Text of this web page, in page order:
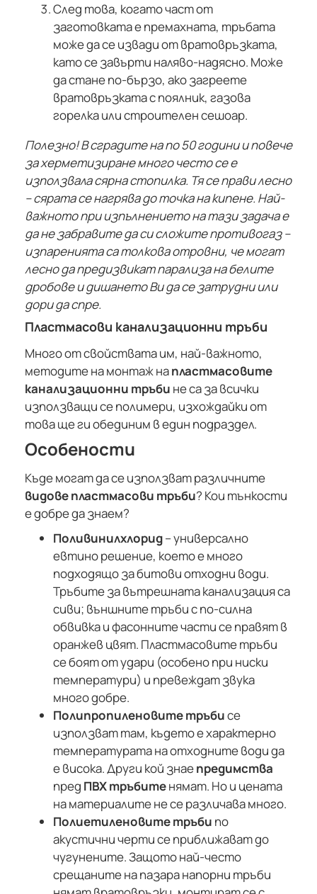
След това, когато част от
заготовката е премахната, тръбата
може да се извади от вратовръзката,
като се завърти наляво-надясно. Може
да стане по-бързо, ако загреете
вратовръзката с поялник, газова
горелка или строителен сешоар.
Полезно! В сградите на по 50 години и повече
за херметизиране много често се е
използвала сярна стопилка. Тя се прави лесно
– сярата се нагрява до точка на кипене. Най-
важното при изпълнението на тази задача е
да не забравите да си сложите противогаз –
изпаренията са толкова отровни, че могат
лесно да предизвикат парализа на белите
дробове и дишането Ви да се затрудни или
дори да спре.
Пластмасови канализационни тръби
Много от свойствата им, най-важното,
методите на монтаж напластмасовите
канализационни тръби не са за всички
използващи се полимери, изхождайки от
това ще ги обединим в един подраздел.
Особености
Къде могат да се използват различните
видове пластмасови тръби? Кои тънкости
е добре да знаем?
Поливинилхлорид– универсално
евтино решение, което е много
подходящо за битови отходни води.
Тръбите за вътрешната канализация са
сиви; външните тръби с по-силна
обвивка и фасонните части се правят в
оранжев цвят. Пластмасовите тръби
се боят от удари (особено при ниски
температури) и превеждат звука
много добре.
Полипропиленовите тръбисе
използват там, където е характерно
температурата на отходните води да
е висока. Други кой знаепредимства
пред ПВХ тръбитенямат. Но и цената
на материалите не се различава много.
Полиетиленовите тръби по
акустични черти се приближават до
чугунените. Защото най-често
срещаните на пазара напорни тръби